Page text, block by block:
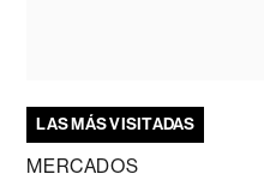
LAS MÁS VISITADAS
MERCADOS